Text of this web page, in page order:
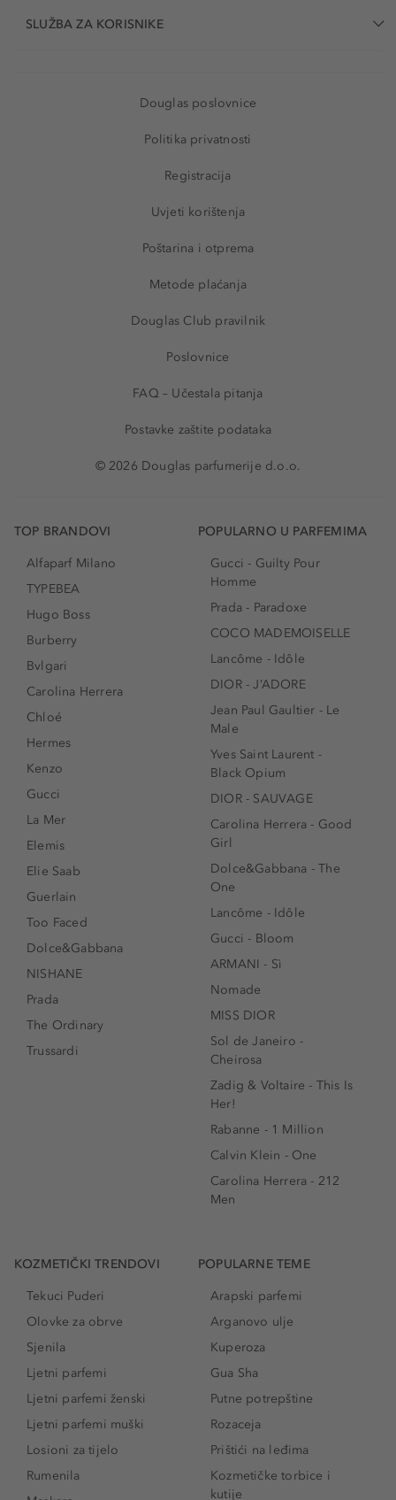
SLUŽBA ZA KORISNIKE
Douglas poslovnice
Politika privatnosti
Registracija
Uvjeti korištenja
Poštarina i otprema
Metode plaćanja
Douglas Club pravilnik
Poslovnice
FAQ – Učestala pitanja
Postavke zaštite podataka
© 2026 Douglas parfumerije d.o.o.
TOP BRANDOVI
Alfaparf Milano
TYPEBEA
Hugo Boss
Burberry
Bvlgari
Carolina Herrera
Chloé
Hermes
Kenzo
Gucci
La Mer
Elemis
Elie Saab
Guerlain
Too Faced
Dolce&Gabbana
NISHANE
Prada
The Ordinary
Trussardi
POPULARNO U PARFEMIMA
Gucci - Guilty Pour
Homme
Prada - Paradoxe
COCO MADEMOISELLE
Lancôme - Idôle
DIOR - J’ADORE
Jean Paul Gaultier - Le
Male
Yves Saint Laurent -
Black Opium
DIOR - SAUVAGE
Carolina Herrera - Good
Girl
Dolce&Gabbana - The
One
Lancôme - Idôle
Gucci - Bloom
ARMANI - Sì
Nomade
MISS DIOR
Sol de Janeiro -
Cheirosa
Zadig & Voltaire - This Is
Her!
Rabanne - 1 Million
Calvin Klein - One
Carolina Herrera - 212
Men
KOZMETIČKI TRENDOVI
Tekuci Puderi
Olovke za obrve
Sjenila
Ljetni parfemi
Ljetni parfemi ženski
Ljetni parfemi muški
Losioni za tijelo
Rumenila
POPULARNE TEME
Arapski parfemi
Arganovo ulje
Kuperoza
Gua Sha
Putne potrepštine
Rozaceja
Prištići na leđima
Kozmetičke torbice i
kutije